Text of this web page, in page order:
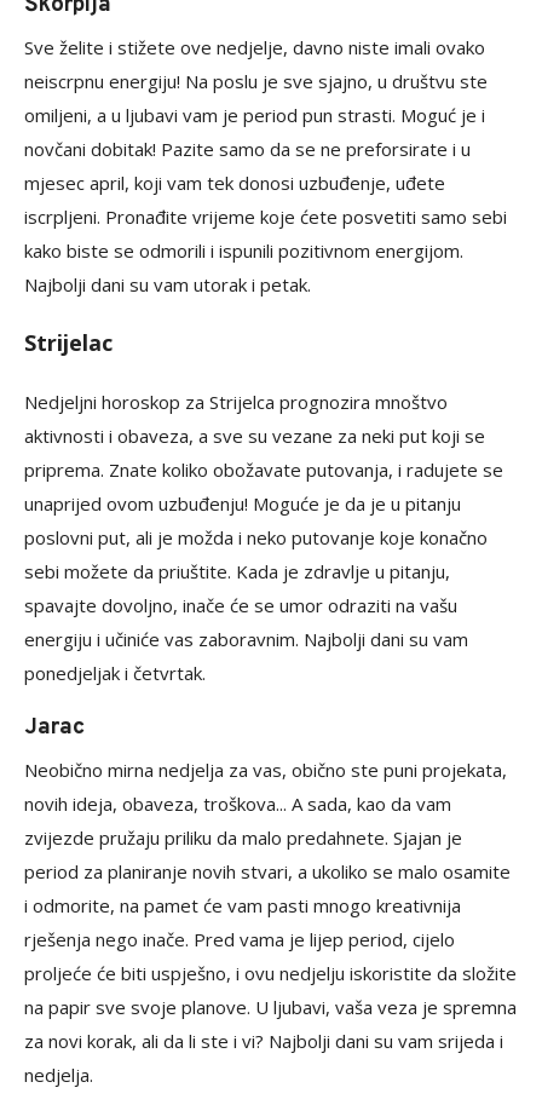
Sve želite i stižete ove nedjelje, davno niste imali ovako
neiscrpnu energiju! Na poslu je sve sjajno, u društvu ste
omiljeni, a u ljubavi vam je period pun strasti. Moguć je i
novčani dobitak! Pazite samo da se ne preforsirate i u
mjesec april, koji vam tek donosi uzbuđenje, uđete
iscrpljeni. Pronađite vrijeme koje ćete posvetiti samo sebi
kako biste se odmorili i ispunili pozitivnom energijom.
Najbolji dani su vam utorak i petak.
Strijelac
Nedjeljni horoskop za Strijelca prognozira mnoštvo
aktivnosti i obaveza, a sve su vezane za neki put koji se
priprema. Znate koliko obožavate putovanja, i radujete se
unaprijed ovom uzbuđenju! Moguće je da je u pitanju
poslovni put, ali je možda i neko putovanje koje konačno
sebi možete da priuštite. Kada je zdravlje u pitanju,
spavajte dovoljno, inače će se umor odraziti na vašu
energiju i učiniće vas zaboravnim. Najbolji dani su vam
ponedjeljak i četvrtak.
Jarac
Neobično mirna nedjelja za vas, obično ste puni projekata,
novih ideja, obaveza, troškova... A sada, kao da vam
zvijezde pružaju priliku da malo predahnete. Sjajan je
period za planiranje novih stvari, a ukoliko se malo osamite
i odmorite, na pamet će vam pasti mnogo kreativnija
rješenja nego inače. Pred vama je lijep period, cijelo
proljeće će biti uspješno, i ovu nedjelju iskoristite da složite
na papir sve svoje planove. U ljubavi, vaša veza je spremna
za novi korak, ali da li ste i vi? Najbolji dani su vam srijeda i
nedjelja.